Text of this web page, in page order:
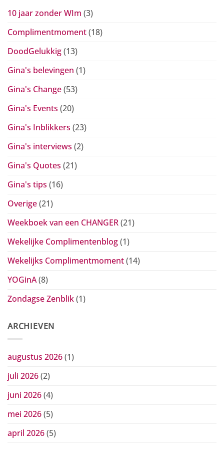
10 jaar zonder WIm (3)
Complimentmoment(18)
DoodGelukkig(13)
Gina's belevingen (1)
Gina's Change(53)
Gina's Events (20)
Gina's Inblikkers (23)
Gina's interviews (2)
Gina's Quotes (21)
Gina's tips (16)
Overige(21)
Weekboek van een CHANGER(21)
Wekelijke Complimentenblog(1)
Wekelijks Complimentmoment(14)
YOGinA(8)
Zondagse Zenblik(1)
ARCHIEVEN
augustus 2026(1)
juli 2026(2)
juni 2026(4)
mei 2026(5)
april 2026(5)